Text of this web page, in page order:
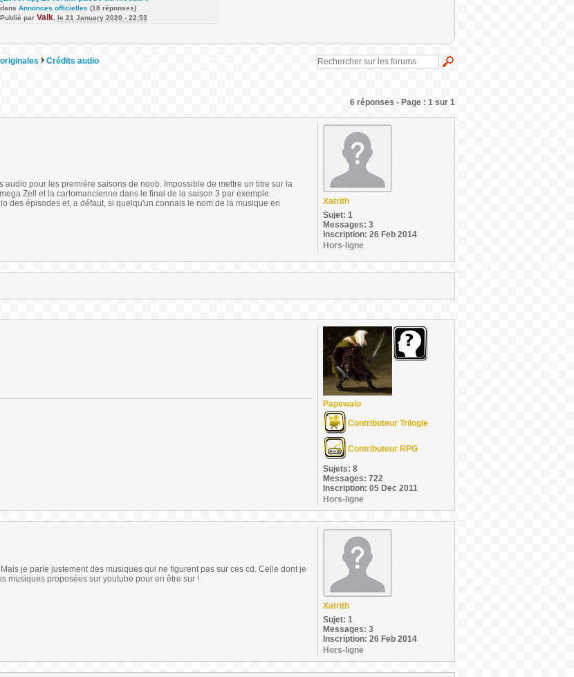
dans Annonces officielles (18 réponses)
Publié par Valk le 21 January 2020 - 22:53
Crédits audio
6 réponses - Page : 1 sur 1
pour les première saisons de noob. Impossible de mettre un titre sur la
Zell et la cartomancienne dans le final de la saison 3 par exemple.
des épisodes et, a défaut, si quelqu'un connais le nom de la musique en
Xatrith
Sujet: 1
Messages: 3
Inscription: 26 Feb 2014
Hors-ligne
Papewaio
Contributeur Trilogie
Contributeur RPG
Sujets: 8
Messages: 722
Inscription: 05 Dec 2011
Hors-ligne
je parle justement des musiques qui ne figurent pas sur ces cd. Celle dont je
musiques proposées sur youtube pour en être sur !
Xatrith
Sujet: 1
Messages: 3
Inscription: 26 Feb 2014
Hors-ligne